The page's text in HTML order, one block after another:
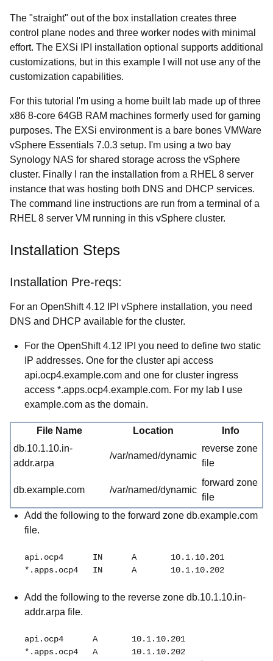
The "straight" out of the box installation creates three
control plane nodes and three worker nodes with minimal
effort. The EXSi IPI installation optional supports additional
customizations, but in this example I will not use any of the
customization capabilities.
For this tutorial I'm using a home built lab made up of three
x86 8-core 64GB RAM machines formerly used for gaming
purposes. The EXSi environment is a bare bones VMWare
vSphere Essentials 7.0.3 setup. I'm using a two bay
Synology NAS for shared storage across the vSphere
cluster. Finally I ran the installation from a RHEL 8 server
instance that was hosting both DNS and DHCP services.
The command line instructions are run from a terminal of a
RHEL 8 server VM running in this vSphere cluster.
Installation Steps
Installation Pre-reqs:
For an OpenShift 4.12 IPI vSphere installation, you need
DNS and DHCP available for the cluster.
For the OpenShift 4.12 IPI you need to define two static
IP addresses. One for the cluster api access
api.ocp4.example.com and one for cluster ingress
access *.apps.ocp4.example.com. For my lab I use
example.com as the domain.
File Name Location
Info
db.10.1.10.in-
addr.arpa
/var/named/dynamic
reverse zone
file
db.example.com /var/named/dynamic
forward zone
file
Add the following to the forward zone db.example.com
file.
  api.ocp4	IN	A	10.1.10.201
  *.apps.ocp4	IN	A	10.1.10.202
Add the following to the reverse zone db.10.1.10.in-
addr.arpa file.
  api.ocp4	A	10.1.10.201
  *.apps.ocp4	A	10.1.10.202